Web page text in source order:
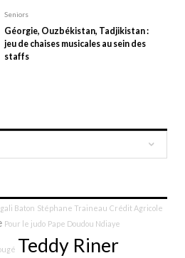
Seniors
Géorgie, Ouzbékistan, Tadjikistan :
jeu de chaises musicales au sein des
staffs
Baton Stéphane Traineau Crédit Agricole
Pour le judo Pape Doudou Ndiaye
Teddy Riner